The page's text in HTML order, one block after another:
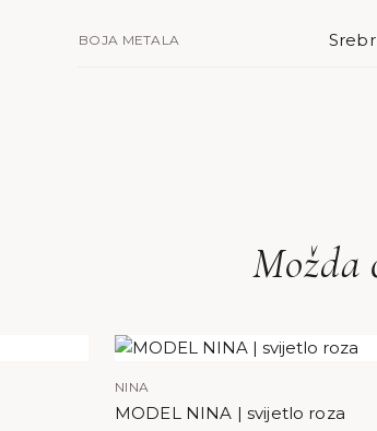
BOJA METALA
Možda
NINA
MODEL NINA | svijetlo roza